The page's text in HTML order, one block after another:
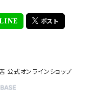
)
LINE ポスト
式オンラインショップ